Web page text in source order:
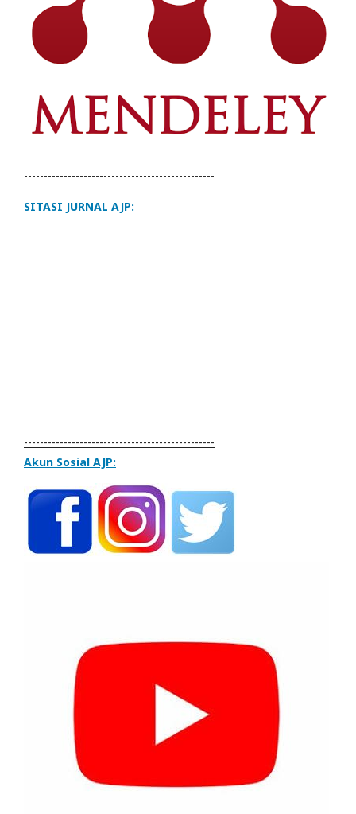
------------------------------------------------
SITASI JURNAL AJP:
------------------------------------------------
Akun Sosial AJP: